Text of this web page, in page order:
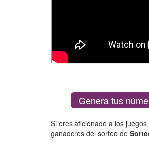
Genera tus
Si eres aficionado a los
ganadores del sorteo de